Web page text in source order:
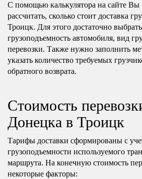
С помощью калькулятора на сайте
рассчитать, сколько стоит доставка
Троицк. Для этого достаточно
грузоподъемность автомобиля, вид
перевозки. Также нужно заполнить
указать количество требуемых
обратного возврата.
Стоимость
Донецка в Троицк
Тарифы доставки сформированы с
грузоподъемности используемого
маршрута. На конечную стоимость
некоторые факторы: